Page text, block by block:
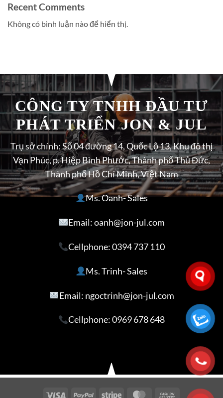
Recent Comments
Không có bình luận nào để hiển thị.
CÔNG TY TNHH ĐẦU TƯ
PHÁT TRIỂN JON & JUL
Trụ sở chính: Số 04 đường 14, Quốc Lộ 13, Khu đô thị
Vạn Phúc, p. Hiệp Bình Phước, Thành phố Thủ Đức,
Thành phố Hồ Chí Minh, Việt Nam
Ms. Oanh- Sales
Email: oanh@jon-jul.com
Cellphone:0394 737 110
Ms. Trinh- Sales
Email: ngoctrinh@jon-jul.com
Cellphone:0969 678 648
Visa PayPal Stripe MasterCardCash